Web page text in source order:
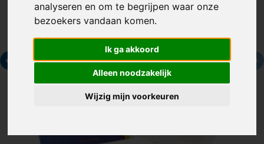
analyseren en om te begrijpen waar onze
bezoekers vandaan komen.
Ik ga akkoord
Alleen noodzakelijk
Wijzig mijn voorkeuren